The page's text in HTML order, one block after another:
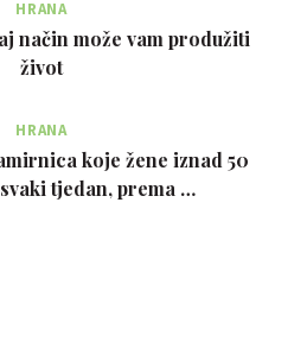
HRANA
način može vam produžiti
život
HRANA
koje žene iznad 50
tjedan, prema …